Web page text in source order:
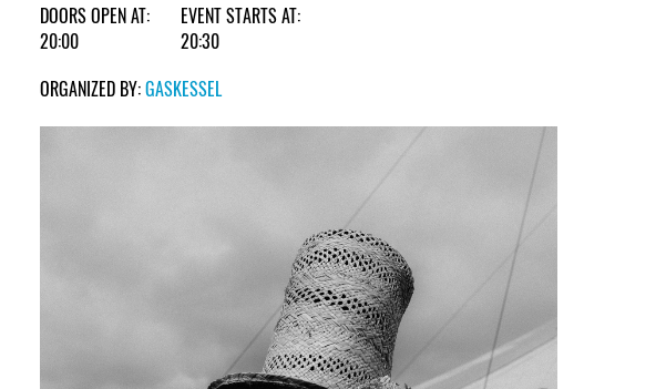
DOORS OPEN AT:
20:00
EVENT STARTS AT:
20:30
ORGANIZED BY:GASKESSEL